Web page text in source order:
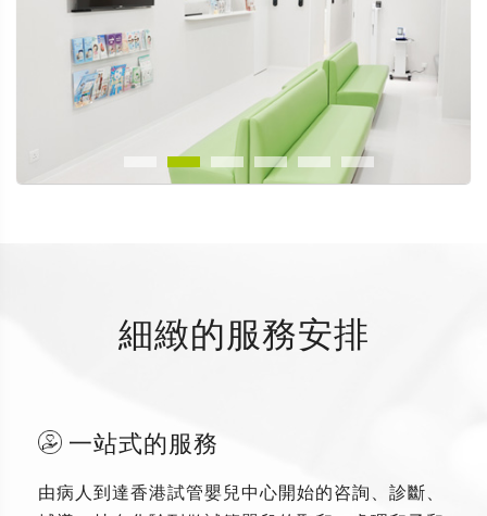
細緻的服務安排
一站式的服務
由病人到達香港試管嬰兒中心開始的咨詢、診斷、